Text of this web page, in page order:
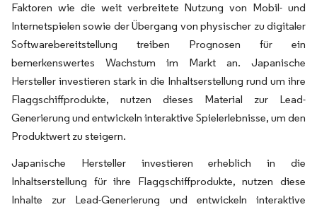
Faktoren wie die weit verbreitete Nutzung von Mobil- und
Internetspielen sowie der Übergang von physischer zu digitaler
Softwarebereitstellung treiben Prognosen für ein
bemerkenswertes Wachstum im Markt an. Japanische
Hersteller investieren stark in die Inhaltserstellung rund um ihre
Flaggschiffprodukte, nutzen dieses Material zur Lead-
Generierung und entwickeln interaktive Spielerlebnisse, um den
Produktwert zu steigern.
Japanische Hersteller investieren erheblich in die
Inhaltserstellung für ihre Flaggschiffprodukte, nutzen diese
Inhalte zur Lead-Generierung und entwickeln interaktive